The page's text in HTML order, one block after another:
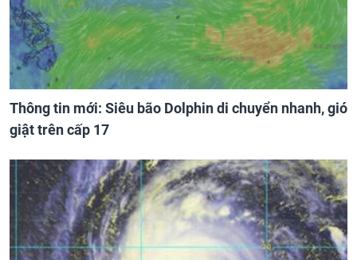
Thông tin mới: Siêu bão Dolphin di chuyển nhanh, gió
giật trên cấp 17